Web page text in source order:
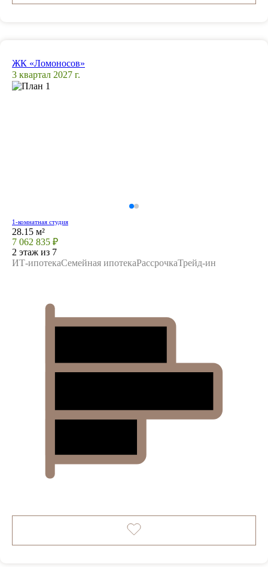
ЖК «Ломоносов»
3 квартал 2027 г.
1-комнатная студия
28.15 м²
7 062 835 ₽
2 этаж из 7
ИТ-ипотекаСемейная ипотекаРассрочкаТрейд-ин